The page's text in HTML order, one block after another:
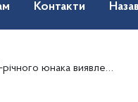
Контакти
юнака виявлено у водоймі